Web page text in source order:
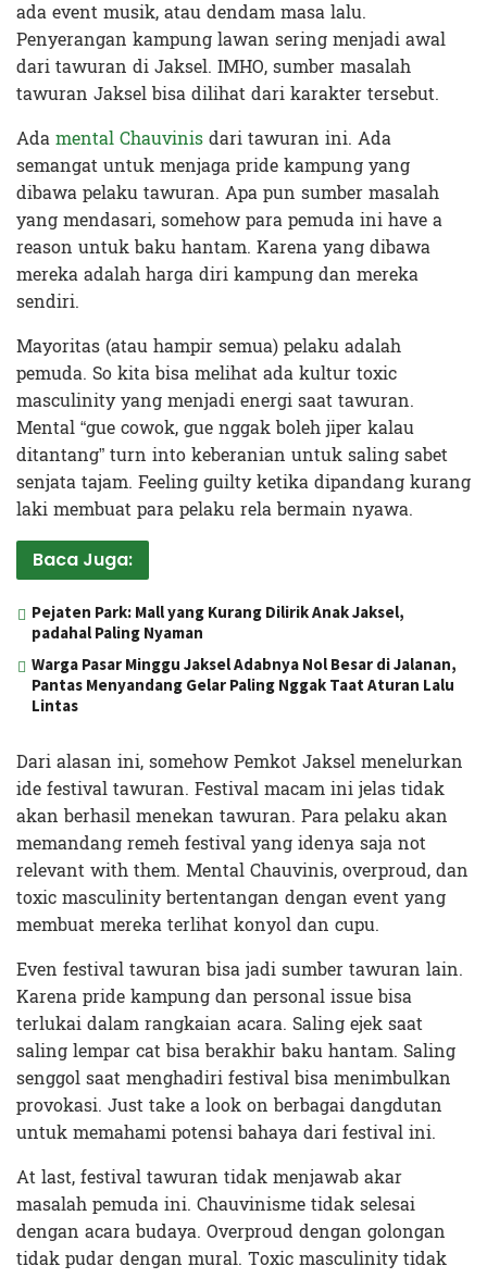
ada event musik, atau dendam masa lalu.
Penyerangan kampung lawan sering menjadi awal
dari tawuran di Jaksel. IMHO, sumber masalah
tawuran Jaksel bisa dilihat dari karakter tersebut.
Adamental Chauvinisdari tawuran ini. Ada
semangat untuk menjaga pride kampung yang
dibawa pelaku tawuran. Apa pun sumber masalah
yang mendasari, somehow para pemuda ini have a
reason untuk baku hantam. Karena yang dibawa
mereka adalah harga diri kampung dan mereka
sendiri.
Mayoritas (atau hampir semua) pelaku adalah
pemuda. So kita bisa melihat ada kultur toxic
masculinity yang menjadi energi saat tawuran.
Mental “gue cowok, gue nggak boleh jiper kalau
ditantang” turn into keberanian untuk saling sabet
senjata tajam. Feeling guilty ketika dipandang kurang
laki membuat para pelaku rela bermain nyawa.
Baca Juga:
Pejaten Park: Mall yang Kurang Dilirik Anak Jaksel,
padahal Paling Nyaman
Warga Pasar Minggu Jaksel Adabnya Nol Besar di Jalanan,
Pantas Menyandang Gelar Paling Nggak Taat Aturan Lalu
Lintas
Dari alasan ini, somehow Pemkot Jaksel menelurkan
ide festival tawuran. Festival macam ini jelas tidak
akan berhasil menekan tawuran. Para pelaku akan
memandang remeh festival yang idenya saja not
relevant with them. Mental Chauvinis, overproud, dan
toxic masculinity bertentangan dengan event yang
membuat mereka terlihat konyol dan cupu.
Even festival tawuran bisa jadi sumber tawuran lain.
Karena pride kampung dan personal issue bisa
terlukai dalam rangkaian acara. Saling ejek saat
saling lempar cat bisa berakhir baku hantam. Saling
senggol saat menghadiri festival bisa menimbulkan
provokasi. Just take a look on berbagai dangdutan
untuk memahami potensi bahaya dari festival ini.
At last, festival tawuran tidak menjawab akar
masalah pemuda ini. Chauvinisme tidak selesai
dengan acara budaya. Overproud dengan golongan
tidak pudar dengan mural. Toxic masculinity tidak